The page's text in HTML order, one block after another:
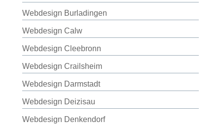
Webdesign Burladingen
Webdesign Calw
Webdesign Cleebronn
Webdesign Crailsheim
Webdesign Darmstadt
Webdesign Deizisau
Webdesign Denkendorf